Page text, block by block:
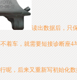
读出数据后，只
车，就需要短接诊断座4
，后来又重新写初始化